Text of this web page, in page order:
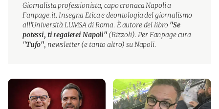
Giornalista professionista, capo cronaca Napoli a
Fanpage.it. Insegna Etica e deontologia del giornalismo
all'Università LUMSA di Roma. È autore del libro "Se
potessi, ti regalerei Napoli"(Rizzoli). Per Fanpage cura
"Tufo", newsletter (e tanto altro) su Napoli.